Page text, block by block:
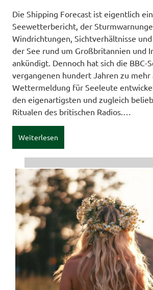
Die Shipping Forecast ist eigentlich ein
Seewetterbericht, der
Windrichtungen, Sichtverhältnisse
der See rund um Großbritannien und
ankündigt. Dennoch hat sich die BBC-
vergangenen hundert Jahren zu mehr
Wettermeldung für Seeleute
den eigenartigsten und zugleich
Ritualen des britischen Radios.…
Weiterlesen